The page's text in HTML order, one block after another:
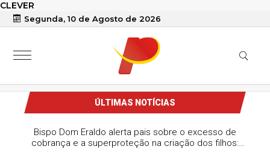
CLEVER
Segunda, 10 de Agosto de 2026
ÚLTIMAS NOTÍCIAS
Bispo Dom Eraldo alerta pais sobre o excesso de
cobrança e a superproteção na criação dos filhos: